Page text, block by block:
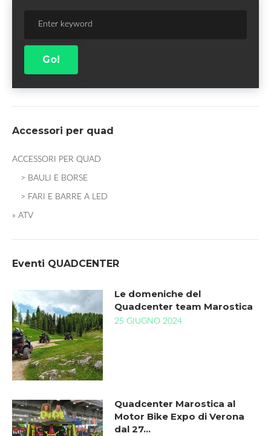
Go!
Accessori per quad
ACCESSORI PER QUAD
> BAULI E BORSE
> FARI E BARRE A LED
» ATV
Eventi QUADCENTER
Le domeniche del
Quadcenter team Marostica
25 GIUGNO 2024
Quadcenter Marostica al
Motor Bike Expo di Verona
dal 27…